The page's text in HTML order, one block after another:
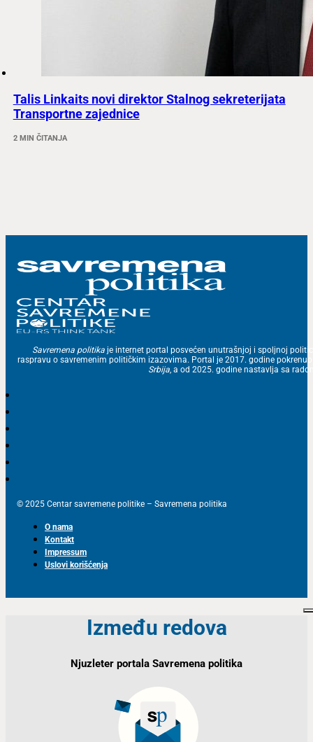
Talis Linkaits novi direktor Stalnog sekreterijata
Transportne zajednice
2 MIN ČITANJA
Savremena politika je internet portal posvećen unutrašnjoj i spoljnoj
raspravu o savremenim političkim izazovima. Portal je 2017. godine
Srbija , a od 2025. godine nastavlja sa
© 2025 Centar savremene politike – Savremena politika
O nama
Kontakt
Impressum
Uslovi korišćenja
Između redova
Njuzleter portala Savremena politika